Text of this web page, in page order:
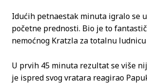
Idućih petnaestak minuta igralo se
početne prednosti. Bio je to
nemoćnog Kratzla za totalnu
U prvih 45 minuta rezultat se više
je ispred svog vratara reagirao